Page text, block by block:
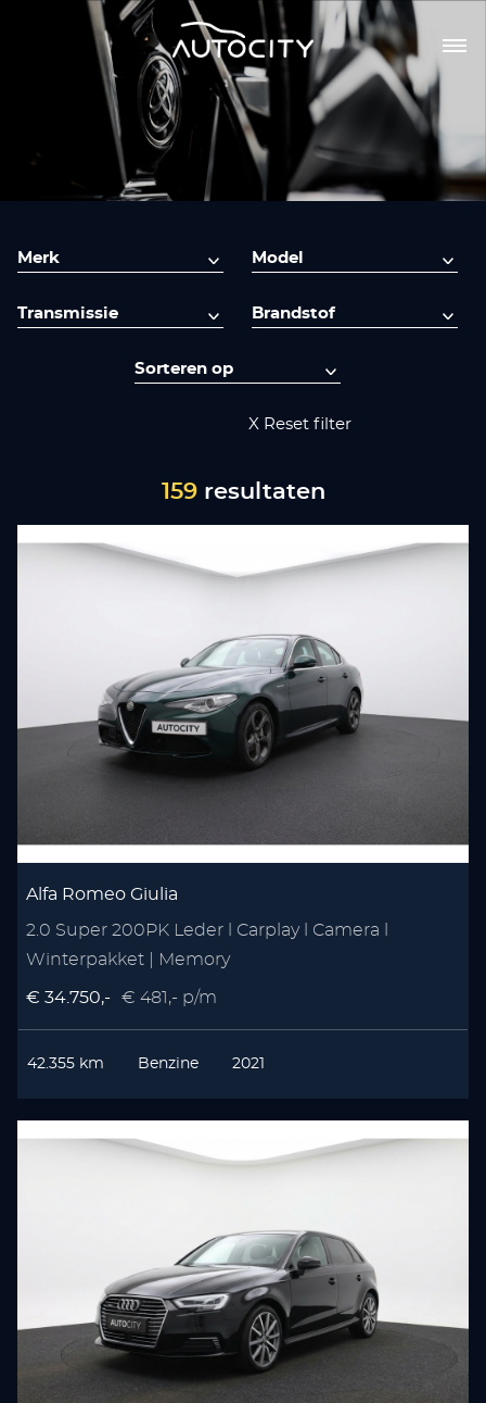
X Reset filter
159resultaten
Alfa Romeo Giulia
2.0 Super 200PK Leder l Carplay l Camera l
Winterpakket | Memory
€ 34.750,- € 481,- p/m
42.355 km Benzine 2021